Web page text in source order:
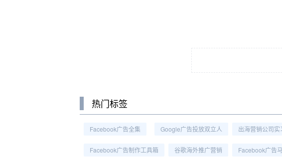
热门标签
Facebook广告全集 Google广告投放双立人 出海营销公司实
Facebook广告制作工具箱 谷歌海外推广营销 Facebook广告